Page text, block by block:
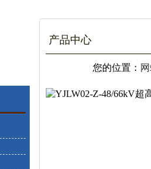
产品中心
您的位置：